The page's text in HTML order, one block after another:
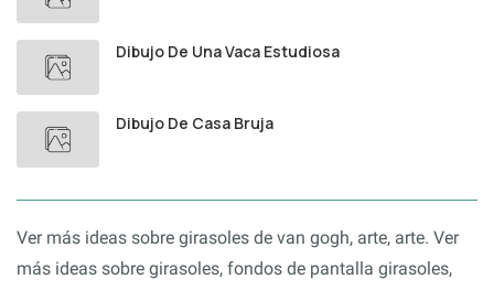
Dibujo De Una Vaca Estudiosa
Dibujo De Casa Bruja
Ver más ideas sobre girasoles de van gogh, arte, arte. Ver
más ideas sobre girasoles, fondos de pantalla girasoles,